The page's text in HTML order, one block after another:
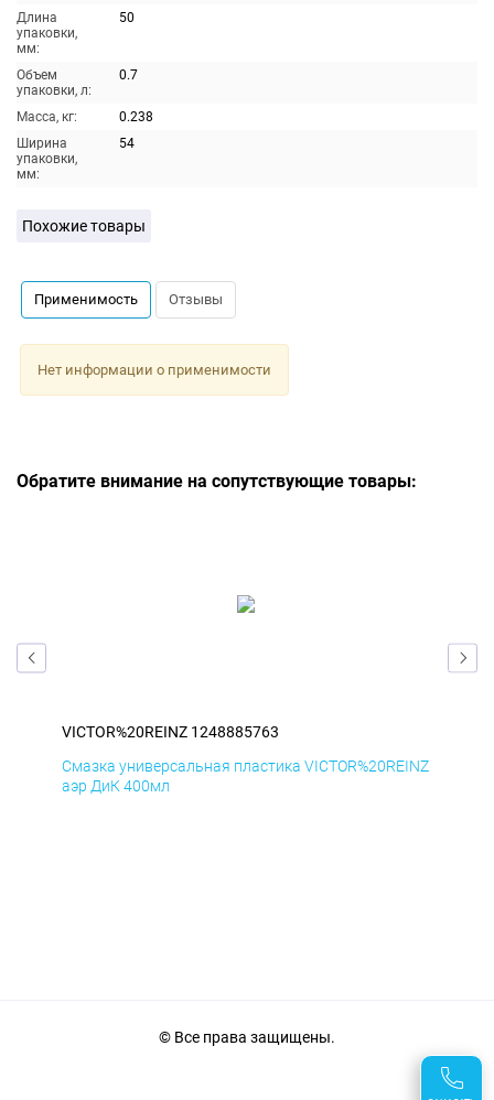
Длина
упаковки,
мм:
50
Объем
упаковки, л:
0.7
Масса, кг:
0.238
Ширина
упаковки,
мм:
54
Похожие товары
Применимость Отзывы
Нет информации о применимости
Обратите внимание на сопутствующие товары:
VICTOR%20REINZ 1248885763
Смазка универсальная пластика VICTOR%20REINZ
аэр ДиК 400мл
© Все права защищены.